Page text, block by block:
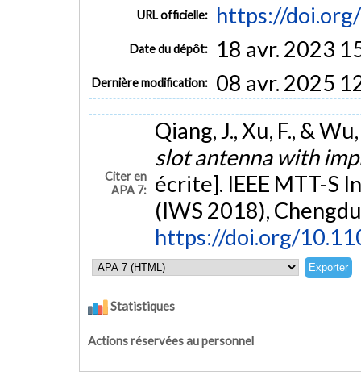
URL officielle: https://
Date du dépôt: 18 avr. 2023
Dernière modification: 08 avr. 2025
Citer en
APA 7:
Qiang, J., Xu, F., &
slot antenna with
écrite]. IEEE MTT-S
(IWS 2018),
https://doi.org/
Statistiques
Actions réservées au personnel